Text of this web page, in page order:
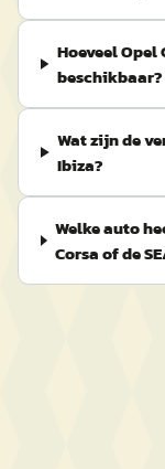
Hoeveel Opel
beschikbaar?
Wat zijn de
Ibiza?
Welke auto
Corsa of de